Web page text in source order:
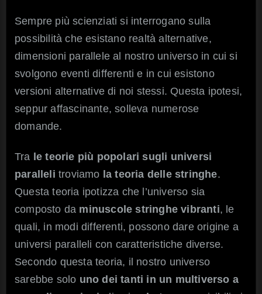
Sempre più scienziati si interrogano sulla
possibilità che esistano realtà alternative,
dimensioni parallele al nostro universo in cui si
svolgono eventi differenti e in cui esistono
versioni alternative di noi stessi. Questa ipotesi,
seppur affascinante, solleva numerose
domande.
Tra le teorie più popolari sugli universi
paralleli troviamo la teoria delle stringhe.
Questa teoria ipotizza che l’universo sia
composto da minuscole stringhe vibranti, le
quali, in modi differenti, possono dare origine a
universi paralleli con caratteristiche diverse.
Secondo questa teoria, il nostro universo
sarebbe solo uno dei tanti in un multiverso a